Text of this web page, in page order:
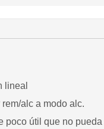
lineal
alc a modo alc.
poco útil que no